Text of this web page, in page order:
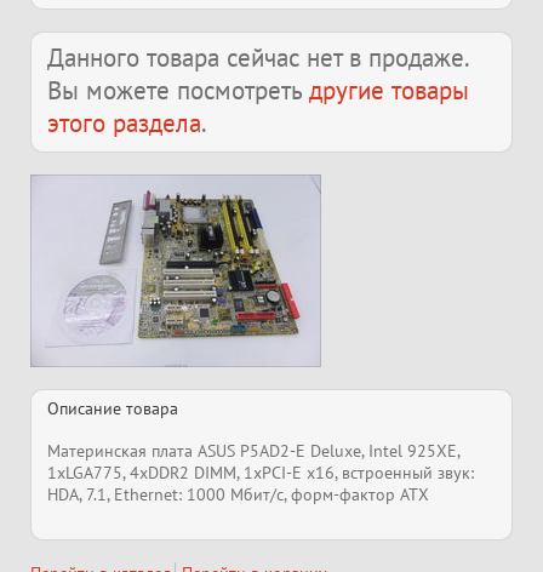
Данного товара сейчас нет в продаже.
Вы можете посмотреть другие товары
этого раздела.
Описание товара
Материнская плата ASUS P5AD2-E Deluxe, Intel 925XE,
1xLGA775, 4xDDR2 DIMM, 1xPCI-E x16, встроенный звук:
HDA, 7.1, Ethernet: 1000 Мбит/с, форм-фактор ATX